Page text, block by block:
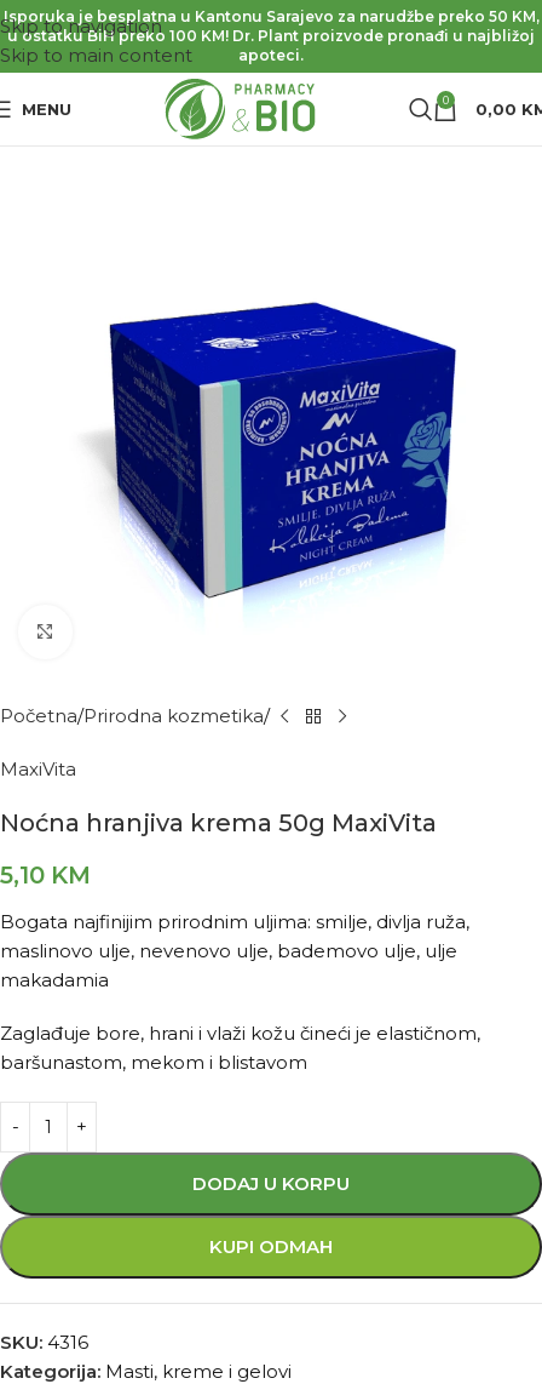
Skip to navigation
Skip to main content
Isporuka je besplatna u Kantonu Sarajevo za narudžbe preko 50 KM,
u ostatku BiH preko 100 KM! Dr. Plant proizvode pronađi u najbližoj
apoteci.
MENU 0 0,00
Početna Prirodna kozmetika
MaxiVita
Noćna hranjiva krema 50g MaxiVita
5,10 KM
Bogata najfinijim prirodnim uljima: smilje, divlja ruža,
maslinovo ulje, nevenovo ulje, bademovo ulje, ulje
makadamia
Zaglađuje bore, hrani i vlaži kožu čineći je elastičnom,
baršunastom, mekom i blistavom
DODAJ U KORPU
KUPI ODMAH
SKU: 4316
Kategorija: Masti, kreme i gelovi